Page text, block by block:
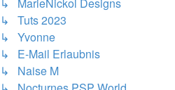
↳ Tuts 2023
↳ Yvonne
↳ E-Mail Erlaubnis
↳ Naise M